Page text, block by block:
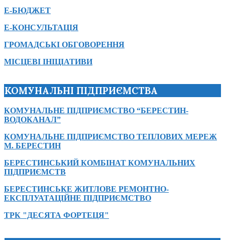
Е-БЮДЖЕТ
Е-КОНСУЛЬТАЦІЯ
ГРОМАДСЬКІ ОБГОВОРЕННЯ
МІСЦЕВІ ІНІЦІАТИВИ
КОМУНАЛЬНІ ПІДПРИЄМСТВА
КОМУНАЛЬНЕ ПІДПРИЄМСТВО “БЕРЕСТИН-
ВОДОКАНАЛ”
КОМУНАЛЬНЕ ПІДПРИЄМСТВО ТЕПЛОВИХ МЕРЕЖ
М. БЕРЕСТИН
БЕРЕСТИНСЬКИЙ КОМБІНАТ КОМУНАЛЬНИХ
ПІДПРИЄМСТВ
БЕРЕСТИНСЬКЕ ЖИТЛОВЕ РЕМОНТНО-
ЕКСПЛУАТАЦІЙНЕ ПІДПРИЄМСТВО
ТРК "ДЕСЯТА ФОРТЕЦЯ"